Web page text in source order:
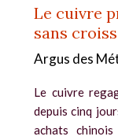
Le cuivre
sans
Argus des
Le cuivre
depuis cinq
achats